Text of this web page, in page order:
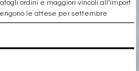
ordini e maggiori vincoli all’import
le attese per settembre